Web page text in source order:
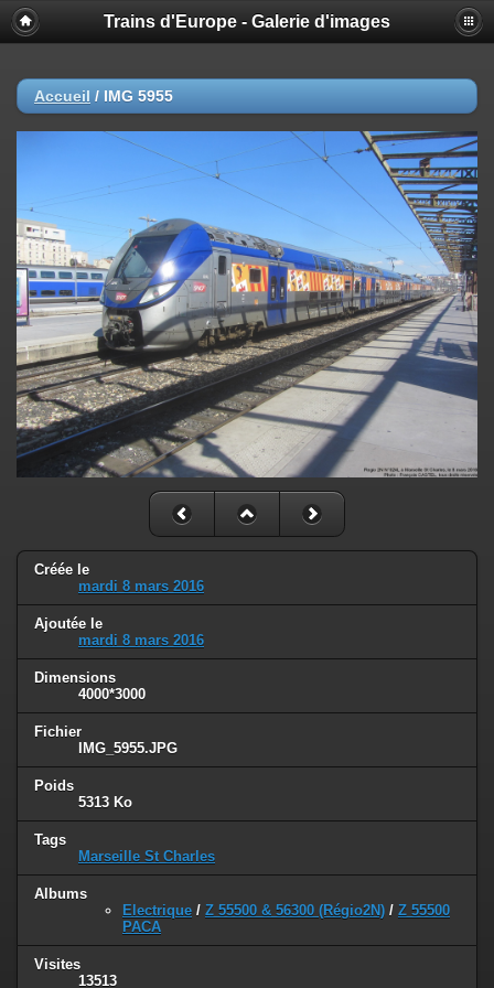
Trains d'Europe - Galerie d'images
Accueil / IMG 5955
Créée le
mardi 8 mars 2016
Ajoutée le
mardi 8 mars 2016
Dimensions
4000*3000
Fichier
IMG_5955.JPG
Poids
5313 Ko
Tags
Marseille St Charles
Albums
Electrique / Z 55500 & 56300 (Régio2N) / Z 55500
PACA
Visites
13513